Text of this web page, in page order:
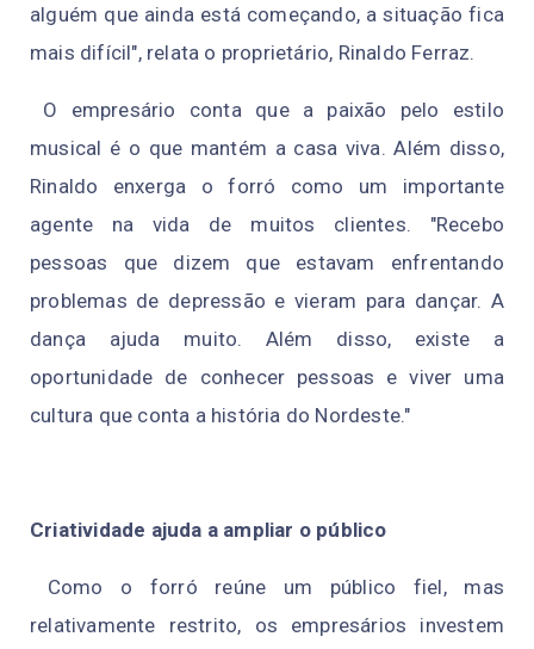
alguém que ainda está começando, a situação fica
mais difícil", relata o proprietário, Rinaldo Ferraz.
O empresário conta que a paixão pelo estilo
musical é o que mantém a casa viva. Além disso,
Rinaldo enxerga o forró como um importante
agente na vida de muitos clientes. "Recebo
pessoas que dizem que estavam enfrentando
problemas de depressão e vieram para dançar. A
dança ajuda muito. Além disso, existe a
oportunidade de conhecer pessoas e viver uma
cultura que conta a história do Nordeste."
Criatividade ajuda a ampliar o público
Como o forró reúne um público fiel, mas
relativamente restrito, os empresários investem